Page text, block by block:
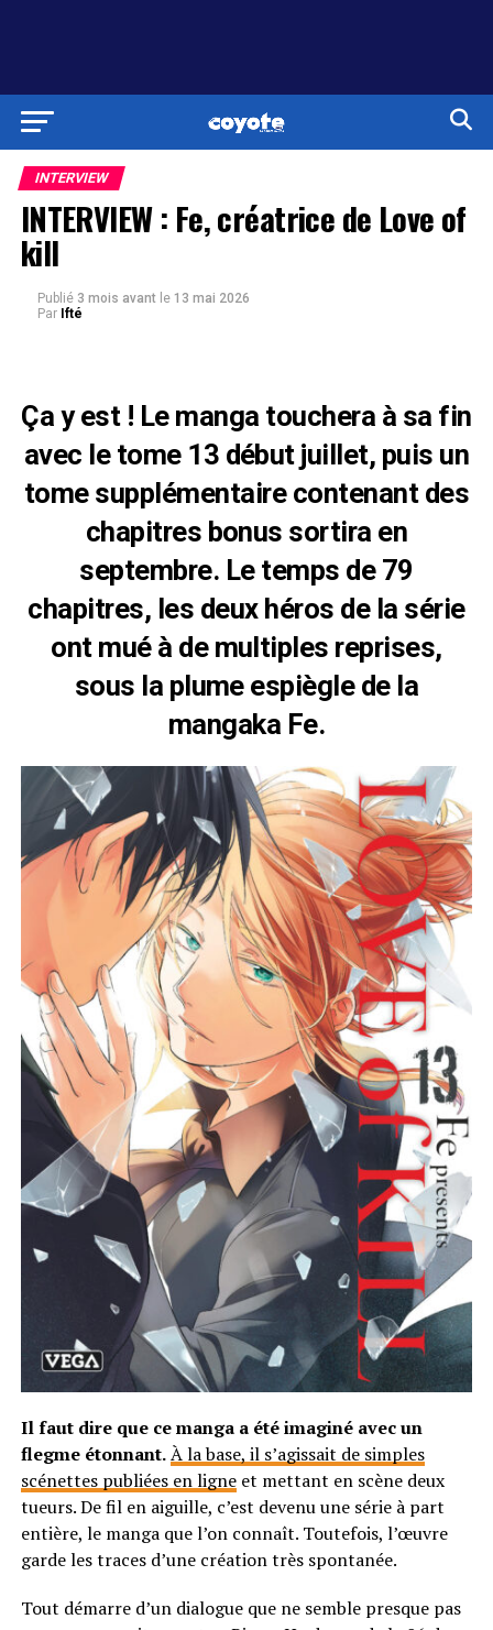
INTERVIEW
INTERVIEW : Fe, créatrice de Love of
kill
Publié 3 mois avant le 13 mai 2026
Par Ifté
Ça y est ! Le manga touchera à sa fin
avec le tome 13 début juillet, puis un
tome supplémentaire contenant des
chapitres bonus sortira en
septembre. Le temps de 79
chapitres, les deux héros de la série
ont mué à de multiples reprises,
sous la plume espiègle de la
mangaka Fe.
Il faut dire que ce manga a été imaginé avec un
flegme étonnant.À la base, il s’agissait de simples
scénettes publiées en ligneet mettant en scène deux
tueurs. De fil en aiguille, c’est devenu une série à part
entière, le manga que l’on connaît. Toutefois, l’œuvre
garde les traces d’une création très spontanée.
Tout démarre d’un dialogue que ne semble presque pas